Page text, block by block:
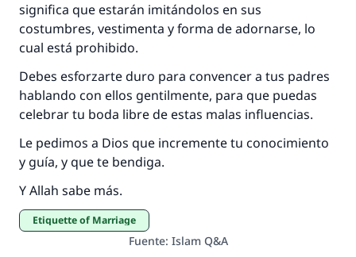
significa que estarán imitándolos en sus
costumbres, vestimenta y forma de adornarse, lo
cual está prohibido.
Debes esforzarte duro para convencer a tus padres
hablando con ellos gentilmente, para que puedas
celebrar tu boda libre de estas malas influencias.
Le pedimos a Dios que incremente tu conocimiento
y guía, y que te bendiga.
Y Allah sabe más.
Etiquette of Marriage
Fuente: Islam Q&A